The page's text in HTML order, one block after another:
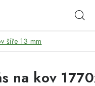
šíře 13 mm
na kov